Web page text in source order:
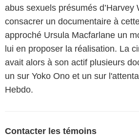
abus sexuels présumés d’Harvey
consacrer un documentaire à
approché Ursula Macfarlane un
lui en proposer la réalisation. La
avait alors à son actif plusieurs
un sur Yoko Ono et un sur
Hebdo.
Contacter les témoins